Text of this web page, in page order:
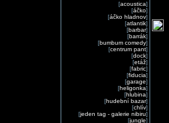
[acoustica]
[áčko]
[áčko hladnov]
[atlantik]
[barbar]
[barrák]
[bumbum comedy]
[centrum pant]
[dock]
[etáž]
[fabric]
[fiducia]
[garage]
[heligonka]
[hlubina]
[hudební bazar]
[chlív]
[jeden tag - galerie nibiru]
[jungle]